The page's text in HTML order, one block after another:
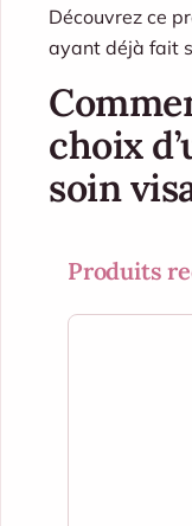
Découvrez ce
ayant déjà fait
choix
soin
Produits